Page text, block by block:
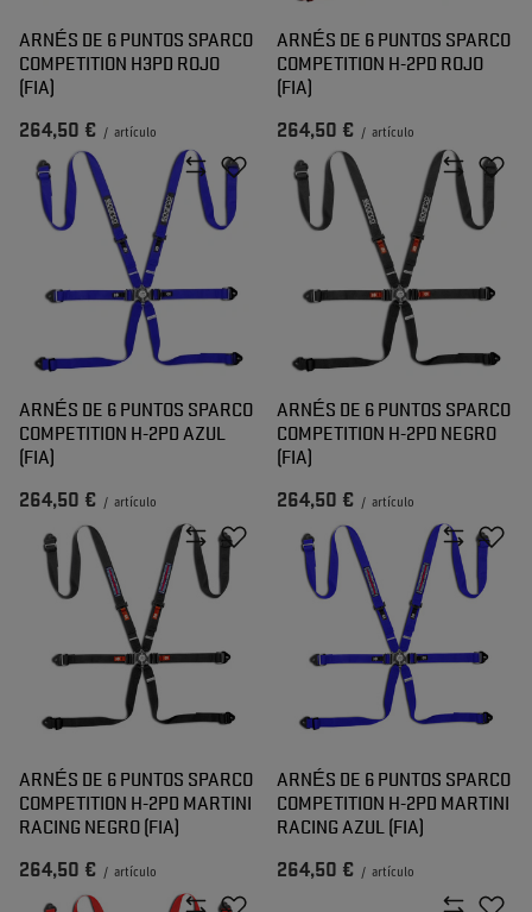
ARNÉS DE 6 PUNTOS SPARCO
COMPETITION H3PD ROJO
(FIA)
264,50 € / artículo
ARNÉS DE 6 PUNTOS SPARCO
COMPETITION H-2PD ROJO
(FIA)
264,50 € / artículo
ARNÉS DE 6 PUNTOS SPARCO
COMPETITION H-2PD AZUL
(FIA)
264,50 € / artículo
ARNÉS DE 6 PUNTOS SPARCO
COMPETITION H-2PD NEGRO
(FIA)
264,50 € / artículo
ARNÉS DE 6 PUNTOS SPARCO
COMPETITION H-2PD MARTINI
RACING NEGRO (FIA)
264,50 € / artículo
ARNÉS DE 6 PUNTOS SPARCO
COMPETITION H-2PD MARTINI
RACING AZUL (FIA)
264,50 € / artículo